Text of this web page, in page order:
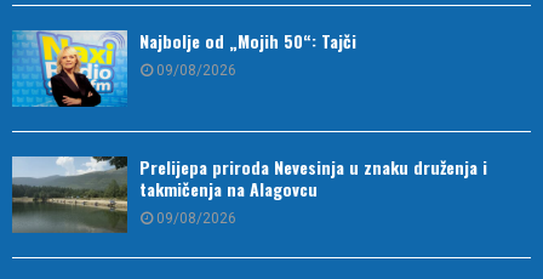
Najbolje od „Mojih 50“: Tajči
09/08/2026
Prelijepa priroda Nevesinja u znaku druženja i
takmičenja na Alagovcu
09/08/2026